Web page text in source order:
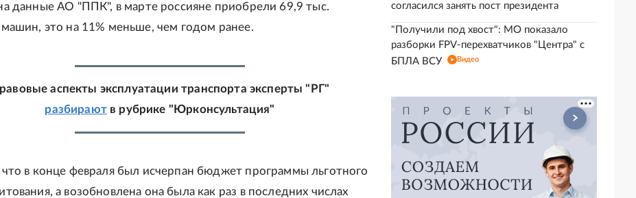
данные АО "ППК", в марте россияне приобрели 69,9 тыс.
машин, это на 11% меньше, чем годом ранее.
аспекты эксплуатации транспорта эксперты "РГ"
разбираютв рубрике "Юрконсультация"
в конце февраля был исчерпан бюджет программы льготного
а возобновлена она была как раз в последних числах
согласился занять пост президента
"Получили под хвост": МО показало
разборки FPV-перехватчиков "Центра" с
БПЛА ВСУ
Видео